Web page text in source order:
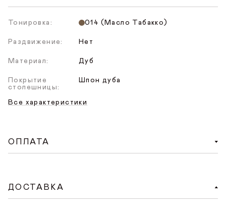
Тонировка: 014 (Масло Табакко)
Раздвижение: Нет
Материал: Дуб
Покрытие
столешницы:
Шпон дуба
Все характеристики
ОПЛАТА
сайте. При оформлении заказа на сайте нужно
нажать «Оплатить заказ», произойдет переход на
ДОСТАВКА